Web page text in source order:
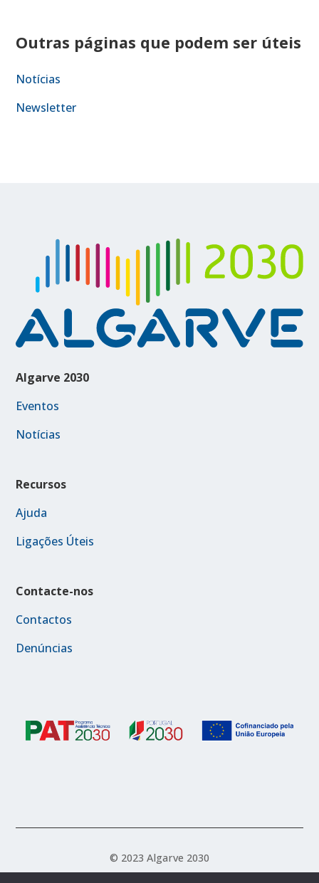
Outras páginas que podem ser úteis
Notícias
Newsletter
Algarve 2030
Eventos
Notícias
Recursos
Ajuda
Ligações Úteis
Contacte-nos
Contactos
Denúncias
© 2023 Algarve 2030